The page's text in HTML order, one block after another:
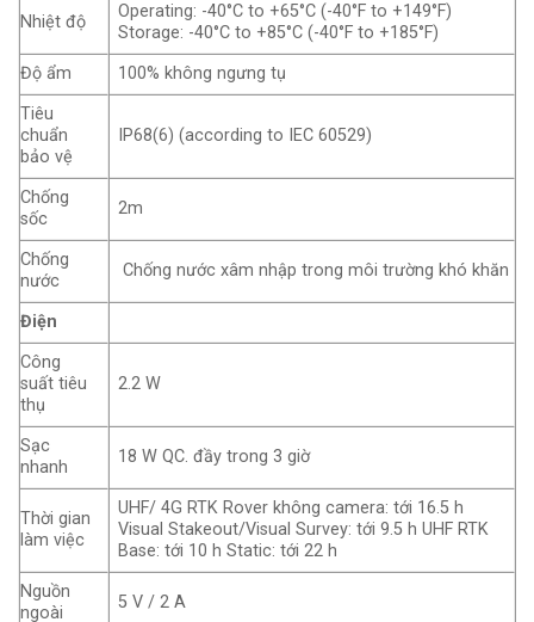
Nhiệt độ
Operating: -40°C to +65°C (-40°F to +149°F)
Storage: -40°C to +85°C (-40°F to +185°F)
Độ ẩm
100% không ngưng tụ
Tiêu
chuẩn
bảo vệ
IP68(6) (according to IEC 60529)
Chống
sốc
2m
Chống
nước
Chống nước xâm nhập trong môi trường khó khăn
Điện
Công
suất tiêu
thụ
2.2 W
Sạc
nhanh
18 W QC. đầy trong 3 giờ
Thời gian
làm việc
UHF/ 4G RTK Rover không camera: tới 16.5 h
Visual Stakeout/Visual Survey: tới 9.5 h UHF RTK
Base: tới 10 h Static: tới 22 h
Nguồn
ngoài
5 V / 2 A